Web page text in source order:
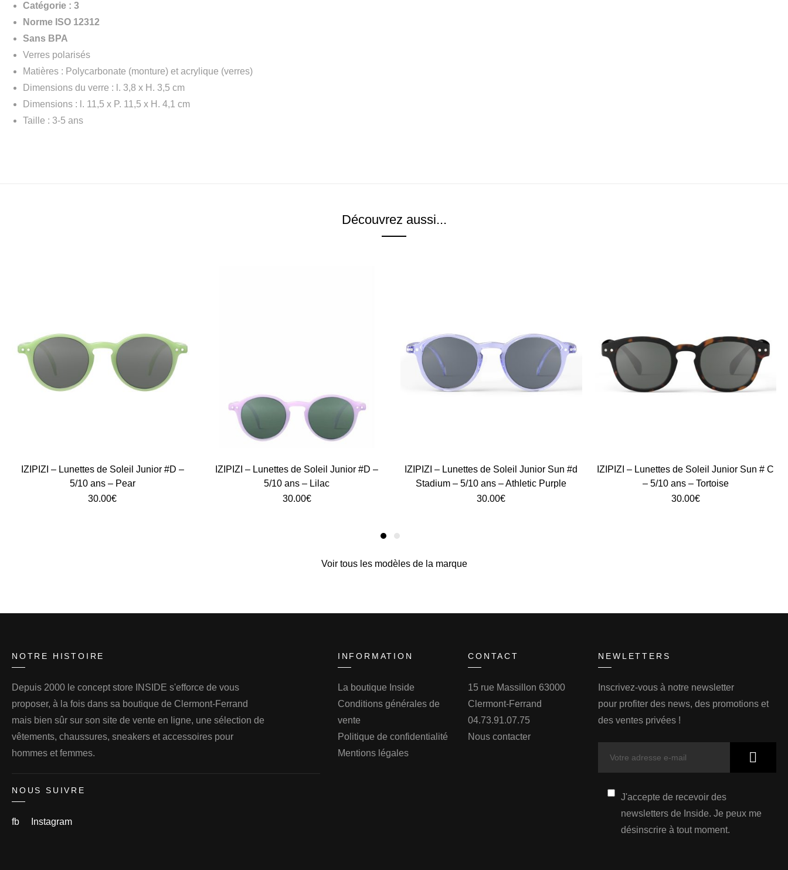
Catégorie : 3
Norme ISO 12312
Sans BPA
Verres polarisés
Matières : Polycarbonate (monture) et acrylique (verres)
Dimensions du verre : l. 3,8 x H. 3,5 cm
Dimensions : l. 11,5 x P. 11,5 x H. 4,1 cm
Taille : 3-5 ans
Découvrez aussi...
IZIPIZI – Lunettes de Soleil Junior #D –
5/10 ans – Pear
30.00€
IZIPIZI – Lunettes de Soleil Junior #D –
5/10 ans – Lilac
30.00€
IZIPIZI – Lunettes de Soleil Junior Sun #d
Stadium – 5/10 ans – Athletic Purple
30.00€
IZIPIZI – Lunettes de Soleil Junior Sun # C
– 5/10 ans – Tortoise
30.00€
Voir tous les modèles de la marque
NOTRE HISTOIRE
Depuis 2000 le concept store INSIDE s'efforce de vous
proposer, à la fois dans sa boutique de Clermont-Ferrand
mais bien sûr sur son site de vente en ligne, une sélection de
vêtements, chaussures, sneakers et accessoires pour
hommes et femmes.
NOUS SUIVRE
fb Instagram
INFORMATION
La boutique Inside
Conditions générales de
vente
Politique de confidentialité
Mentions légales
CONTACT
15 rue Massillon 63000
Clermont-Ferrand
04.73.91.07.75
Nous contacter
NEWLETTERS
Inscrivez-vous à notre newsletter
pour profiter des news, des promotions et
des ventes privées !
J'accepte de recevoir des
newsletters de Inside. Je peux me
désinscrire à tout moment.